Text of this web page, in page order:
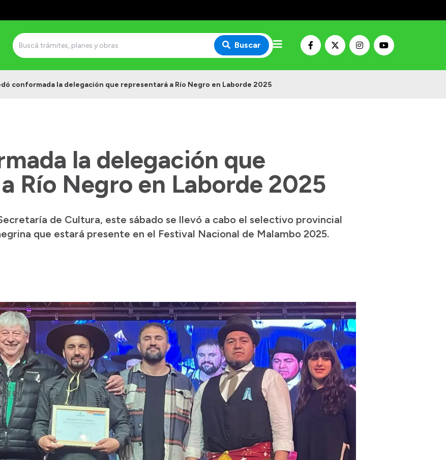
Buscar
conformada la delegación que representará a Río Negro en Laborde 2025
la delegación que
Río Negro en Laborde 2025
de Cultura, este sábado se llevó a cabo el selectivo provincial
que estará presente en el Festival Nacional de Malambo 2025.